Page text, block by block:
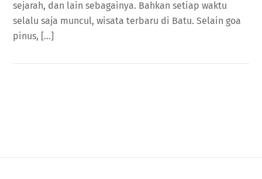
sejarah, dan lain sebagainya. Bahkan setiap waktu
selalu saja muncul, wisata terbaru di Batu. Selain goa
pinus, […]